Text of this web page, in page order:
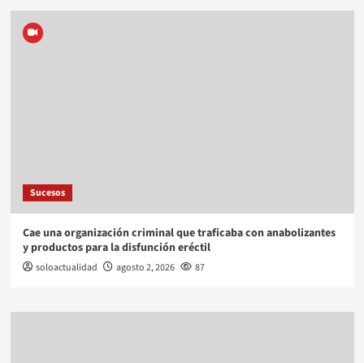
Sucesos
Cae una organización criminal que traficaba con anabolizantes
y productos para la disfunción eréctil
soloactualidad agosto 2, 2026 87